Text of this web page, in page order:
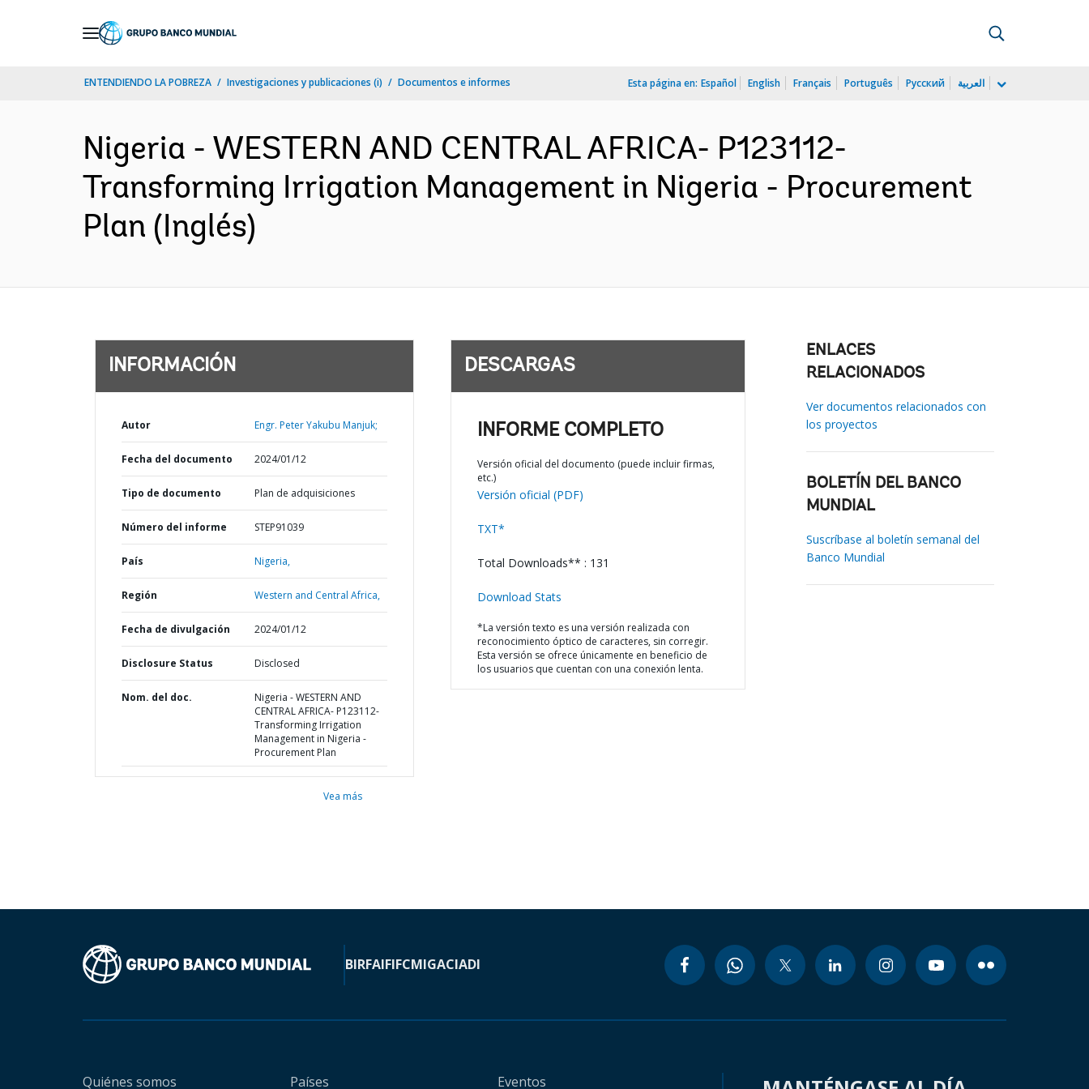
ENTENDIENDO LA POBREZA Investigaciones y publicaciones (i) Documentos e informes Esta página en: Español English Français Português Русский العربية
Nigeria - WESTERN AND CENTRAL AFRICA- P123112-
Transforming Irrigation Management in Nigeria - Procurement
Plan (Inglés)
INFORMACIÓN
Autor Engr. Peter Yakubu Manjuk;
Fecha del documento 2024/01/12
Tipo de documento Plan de adquisiciones
Número del informe STEP91039
País Nigeria,
Región Western and Central Africa,
Fecha de divulgación 2024/01/12
Disclosure Status Disclosed
Nom. del doc.
Nigeria - WESTERN AND
CENTRAL AFRICA- P123112-
Transforming Irrigation
Management in Nigeria -
Procurement Plan
Vea más
DESCARGAS
INFORME COMPLETO
Versión oficial del documento (puede incluir firmas,
etc.)
Versión oficial (PDF)
TXT*
Total Downloads** : 131
Download Stats
*La versión texto es una versión realizada con
reconocimiento óptico de caracteres, sin corregir.
Esta versión se ofrece únicamente en beneficio de
los usuarios que cuentan con una conexión lenta.
ENLACES
RELACIONADOS
Ver documentos relacionados con
los proyectos
BOLETÍN DEL BANCO
MUNDIAL
Suscríbase al boletín semanal del
Banco Mundial
BIRFAIFIFCMIGACIADI
Quiénes somos Países Eventos